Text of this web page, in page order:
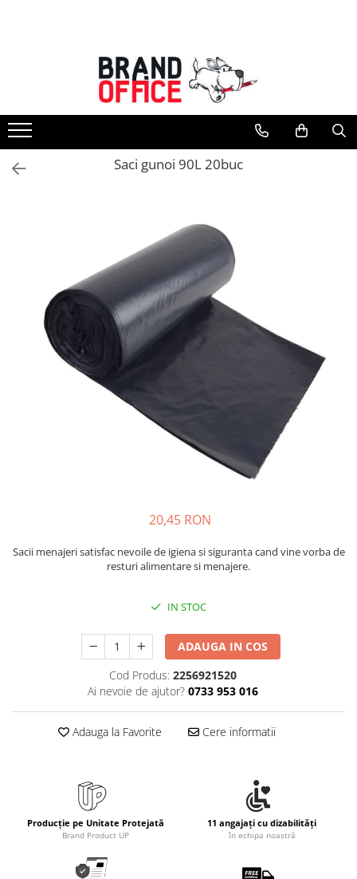
Unitate Protejata - PRODUCTIE
Hartie copiator si produse
tipografice
Produse consumabile din hartie
Detergenti si dezinfectanti
Agende, calendare si organizatoare
Agende personalizabile
Organizatoare business
Birotica si papetarie
Hartie si articole din hartie
Bibliorafturi, caiete mecanice,
Capsatoare, capse si perforatoare
Instrumente de scris
Seturi de scris Premium
Instrumente de scris eco
Creioane mecanice si grafit
Finelinere
Markere diverse
Carioci si creioane colorate
Rezerve instrumente scris
Ascutitori, radiere, agrafe
Saci gunoi 90L 20buc
20,45 RON
Sacii menajeri satisfac nevoile de igiena si siguranta cand vine vorba de
resturi alimentare si menajere.
IN STOC
ADAUGA IN COS
Cod Produs: 2256921520
Ai nevoie de ajutor? 0733 953 016
Adauga la Favorite Cere informatii
Producție pe Unitate Protejată
Brand Product UP
11 angajați cu dizabilități
în echipa noastră